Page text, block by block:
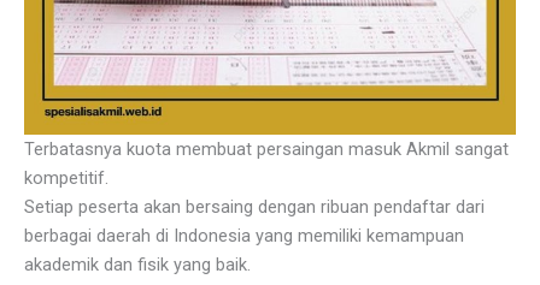
Terbatasnya kuota membuat persaingan masuk Akmil sangat
kompetitif.
Setiap peserta akan bersaing dengan ribuan pendaftar dari
berbagai daerah di Indonesia yang memiliki kemampuan
akademik dan fisik yang baik.